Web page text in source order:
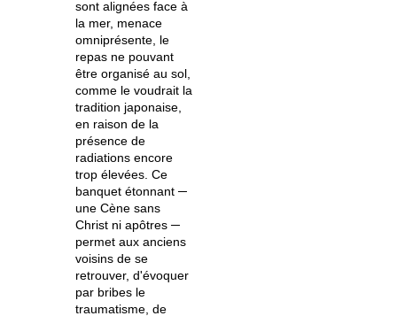
sont alignées face à
la mer, menace
omniprésente, le
repas ne pouvant
être organisé au sol,
comme le voudrait la
tradition japonaise,
en raison de la
présence de
radiations encore
trop élevées. Ce
banquet étonnant ─
une Cène sans
Christ ni apôtres ─
permet aux anciens
voisins de se
retrouver, d'évoquer
par bribes le
traumatisme, de